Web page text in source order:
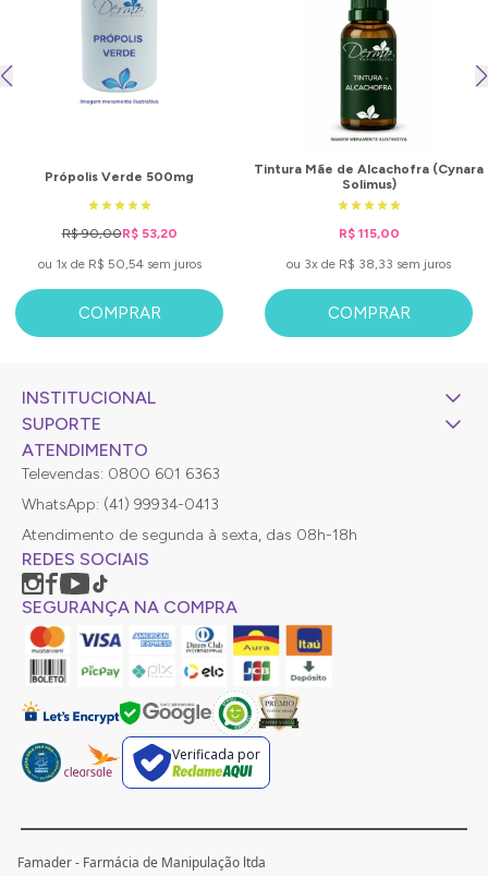
Própolis Verde 500mg
R$ 90,00R$ 53,20
ou 1x de R$ 50,54 sem juros
COMPRAR
Tintura Mãe de Alcachofra (Cynara
Solimus)
R$ 115,00
ou 3x de R$ 38,33 sem juros
COMPRAR
INSTITUCIONAL
SUPORTE
ATENDIMENTO
Televendas: 0800 601 6363
WhatsApp: (41) 99934-0413
Atendimento de segunda à sexta, das 08h-18h
REDES SOCIAIS
SEGURANÇA NA COMPRA
Verificada por
Famader - Farmácia de Manipulação ltda